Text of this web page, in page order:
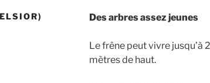
Des arbres assez jeunes
Le frêne peut vivre jusqu’à
mètres de haut.